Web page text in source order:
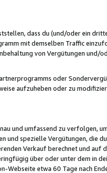
dass du (und/oder ein
mit demselben Traffic
von Vergütungen und/
oder
aufzuheben oder zu
und umfassend zu verfolgen,
und spezielle Vergütungen, die
Verkauf berechnet und auf
über oder unter dem in
etwa 60 Tage nach